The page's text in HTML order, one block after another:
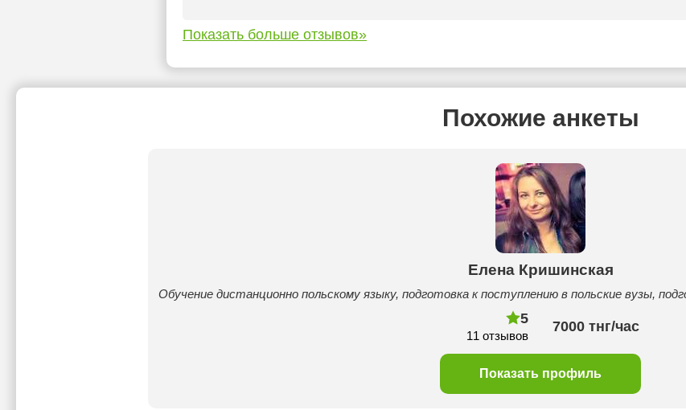
Показать больше отзывов»
Похожие анкеты
Елена Кришинская
Обучение дистанционно польскому языку, подготовка к поступлению в польские вузы,
5
11 отзывов
7000 тнг/час
Показать профиль